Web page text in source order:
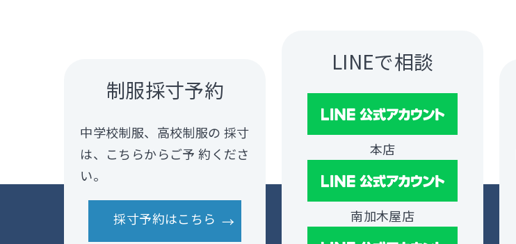
制服採寸予約
中学校制服、高校制服の 採寸
は、こちらからご予 約くださ
い。
採寸予約はこちら
LINEで相談
本店
南加木屋店